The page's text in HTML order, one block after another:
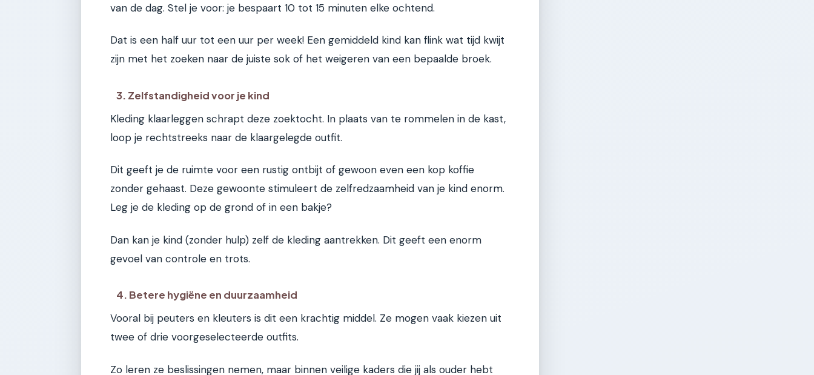
van de dag. Stel je voor: je bespaart 10 tot 15 minuten elke ochtend.
Dat is een half uur tot een uur per week! Een gemiddeld kind kan flink wat tijd kwijt
zijn met het zoeken naar de juiste sok of het weigeren van een bepaalde broek.
3. Zelfstandigheid voor je kind
Kleding klaarleggen schrapt deze zoektocht. In plaats van te rommelen in de kast,
loop je rechtstreeks naar de klaargelegde outfit.
Dit geeft je de ruimte voor een rustig ontbijt of gewoon even een kop koffie
zonder gehaast. Deze gewoonte stimuleert de zelfredzaamheid van je kind enorm.
Leg je de kleding op de grond of in een bakje?
Dan kan je kind (zonder hulp) zelf de kleding aantrekken. Dit geeft een enorm
gevoel van controle en trots.
4. Betere hygiëne en duurzaamheid
Vooral bij peuters en kleuters is dit een krachtig middel. Ze mogen vaak kiezen uit
twee of drie voorgeselecteerde outfits.
Zo leren ze beslissingen nemen, maar binnen veilige kaders die jij als ouder hebt